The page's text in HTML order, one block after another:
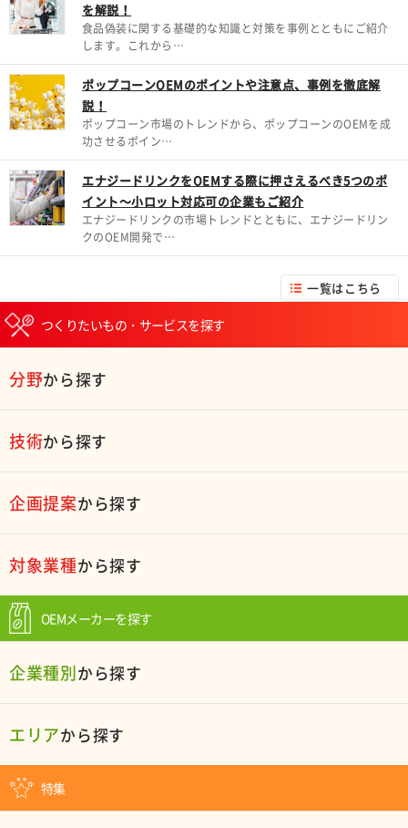
を解説！
食品偽装に関する基礎的な知識と対策を事例とともにご紹介
します。これから…
ポップコーンOEMのポイントや注意点、事例を徹底解
説！
ポップコーン市場のトレンドから、ポップコーンのOEMを成
功させるポイン…
エナジードリンクをOEMする際に押さえるべき5つのポ
イント～小ロット対応可の企業もご紹介
エナジードリンクの市場トレンドとともに、エナジードリン
クのOEM開発で…
一覧はこちら
つくりたいもの・サービスを探す
分野から探す
技術から探す
企画提案から探す
対象業種から探す
OEMメーカーを探す
企業種別から探す
エリアから探す
特集